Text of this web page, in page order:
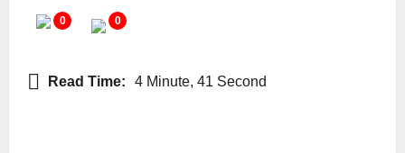
0 0
Read Time: 4 Minute, 41 Second